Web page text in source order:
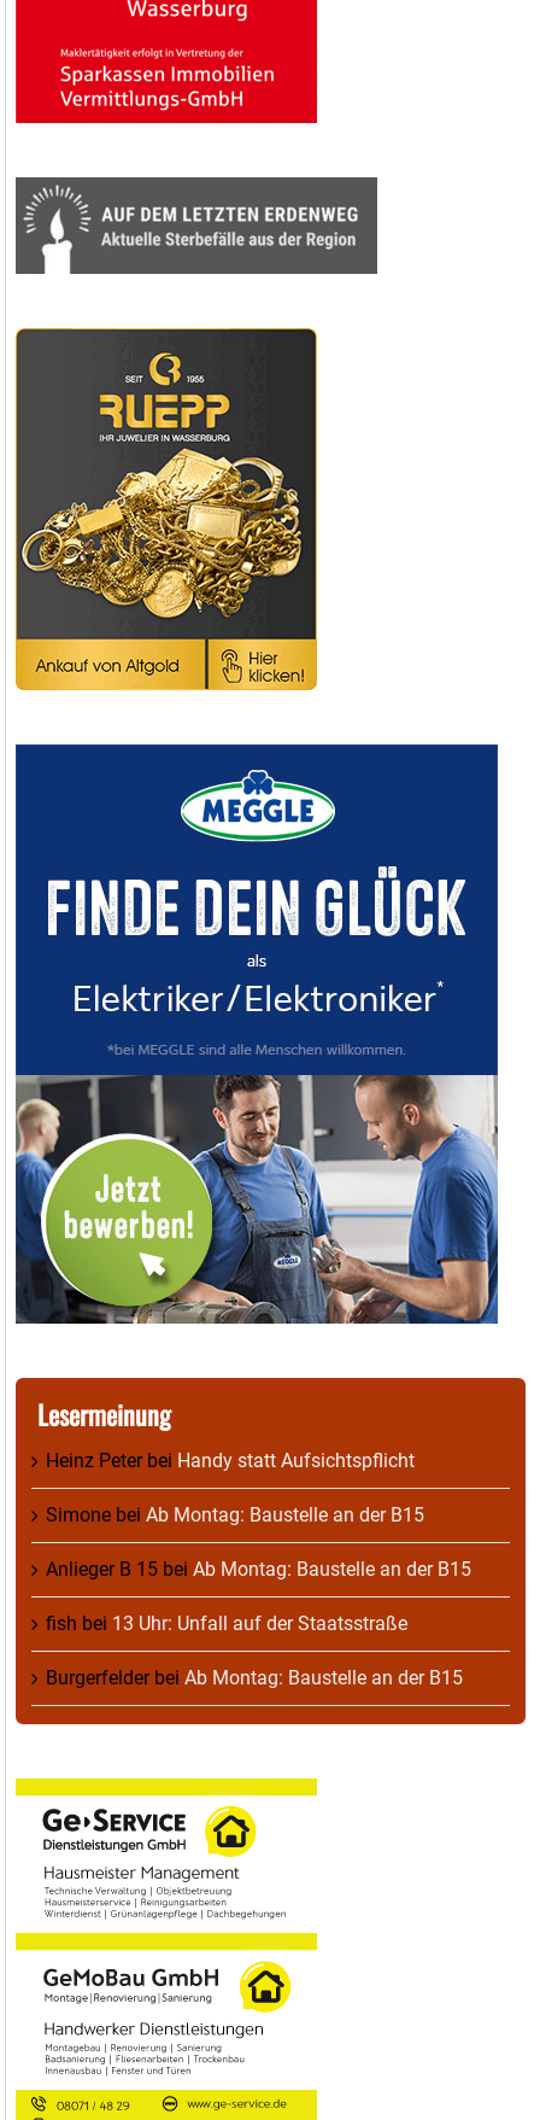
Lesermeinung
Heinz Peterbei Handy statt Aufsichtspflicht
Simone bei Ab Montag: Baustelle an der B15
Anlieger B 15 bei Ab Montag: Baustelle an der B15
fish bei 13 Uhr: Unfall auf der Staatsstraße
Burgerfelderbei Ab Montag: Baustelle an der B15